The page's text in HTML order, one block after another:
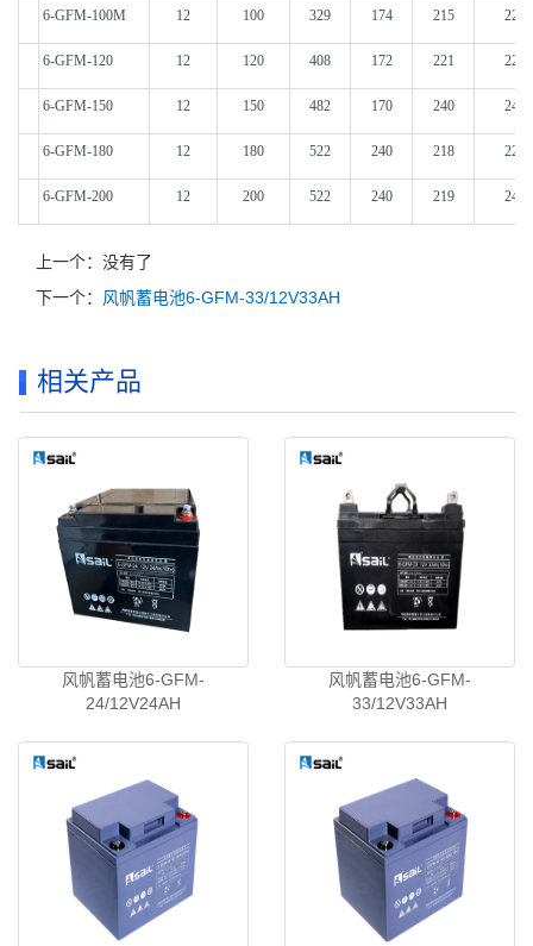
6-GFM-100M 12 100 329 174 215 222
6-GFM-120 12 120 408 172 221 227
6-GFM-150 12 150 482 170 240 240
6-GFM-180 12 180 522 240 218 223
6-GFM-200 12 200 522 240 219 246
上一个：没有了
下一个： 风帆蓄电池6-GFM-33/12V33AH
相关产品
风帆蓄电池6-GFM-
24/12V24AH
风帆蓄电池6-GFM-
33/12V33AH